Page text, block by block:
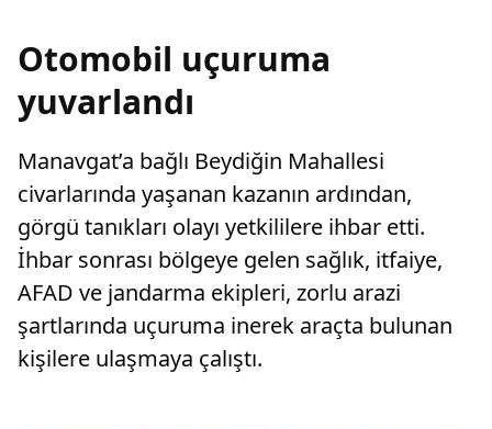
Otomobil uçuruma
yuvarlandı
Manavgat’a bağlı Beydiğin Mahallesi
civarlarında yaşanan kazanın ardından,
görgü tanıkları olayı yetkililere ihbar etti.
İhbar sonrası bölgeye gelen sağlık, itfaiye,
AFAD ve jandarma ekipleri, zorlu arazi
şartlarında uçuruma inerek araçta bulunan
kişilere ulaşmaya çalıştı.